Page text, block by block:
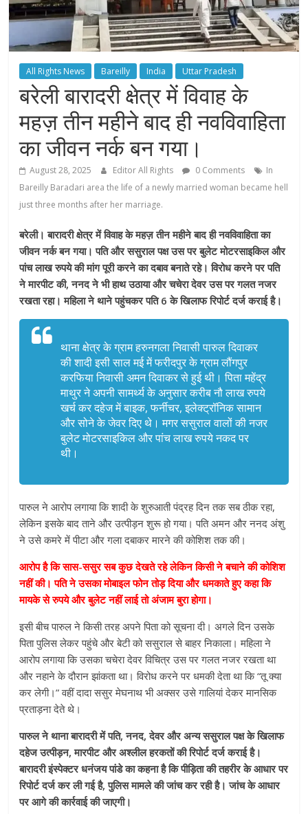
All Rights News Bareilly India Uttar Pradesh
बरेली बारादरी क्षेत्र में विवाह के
महज़ तीन महीने बाद ही नवविवाहिता
का जीवन नर्क बन गया।
August 28, 2025 Editor All Rights 0 Comments
In
Bareilly Baradari area the life of a newly married woman became hell
just three months after her marriage.
बरेली। बारादरी क्षेत्र में विवाह के महज़ तीन महीने बाद ही नवविवाहिता का
जीवन नर्क बन गया। पति और ससुराल पक्ष उस पर बुलेट मोटरसाइकिल और
पांच लाख रुपये की मांग पूरी करने का दबाव बनाते रहे। विरोध करने पर पति
ने मारपीट की, ननद ने भी हाथ उठाया और चचेरा देवर उस पर गलत नजर
रखता रहा। महिला ने थाने पहुंचकर पति 6 के खिलाफ रिपोर्ट दर्ज कराई है।
थाना क्षेत्र के ग्राम हरुनगला निवासी पारुल दिवाकर
की शादी इसी साल मई में फरीदपुर के ग्राम लौंगपुर
करफिया निवासी अमन दिवाकर से हुई थी। पिता महेंद्र
माथुर ने अपनी सामर्थ्य के अनुसार करीब नौ लाख रुपये
खर्च कर दहेज में बाइक, फर्नीचर, इलेक्ट्रॉनिक सामान
और सोने के जेवर दिए थे। मगर ससुराल वालों की नजर
बुलेट मोटरसाइकिल और पांच लाख रुपये नकद पर
थी।
पारुल ने आरोप लगाया कि शादी के शुरुआती पंद्रह दिन तक सब ठीक रहा,
लेकिन इसके बाद ताने और उत्पीड़न शुरू हो गया। पति अमन और ननद अंशु
ने उसे कमरे में पीटा और गला दबाकर मारने की कोशिश तक की।
आरोप है कि सास-ससुर सब कुछ देखते रहे लेकिन किसी ने बचाने की कोशिश
नहीं की। पति ने उसका मोबाइल फोन तोड़ दिया और धमकाते हुए कहा कि
मायके से रुपये और बुलेट नहीं लाई तो अंजाम बुरा होगा।
इसी बीच पारुल ने किसी तरह अपने पिता को सूचना दी। अगले दिन उसके
पिता पुलिस लेकर पहुंचे और बेटी को ससुराल से बाहर निकाला। महिला ने
आरोप लगाया कि उसका चचेरा देवर विचित्र उस पर गलत नजर रखता था
और नहाने के दौरान झांकता था। विरोध करने पर धमकी देता था कि “तू क्या
कर लेगी।” वहीं दादा ससुर मेघनाथ भी अक्सर उसे गालियां देकर मानसिक
प्रताड़ना देते थे।
पारुल ने थाना बारादरी में पति, ननद, देवर और अन्य ससुराल पक्ष के खिलाफ
दहेज उत्पीड़न, मारपीट और अश्लील हरकतों की रिपोर्ट दर्ज कराई है।
बारादरी इंस्पेक्टर धनंजय पांडे का कहना है कि पीड़िता की तहरीर के आधार पर
रिपोर्ट दर्ज कर ली गई है, पुलिस मामले की जांच कर रही है। जांच के आधार
पर आगे की कार्रवाई की जाएगी।